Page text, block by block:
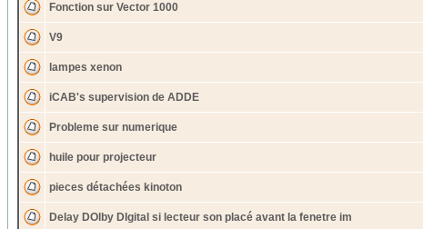
Fonction sur Vector 1000
V9
lampes xenon
iCAB's supervision de ADDE
Probleme sur numerique
huile pour projecteur
pieces détachées kinoton
Delay DOlby DIgital si lecteur son placé avant la fenetre im